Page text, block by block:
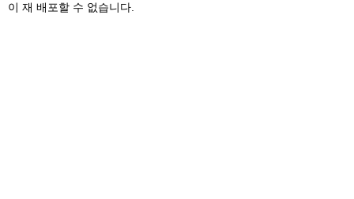
이 재 배포할 수 없습니다.